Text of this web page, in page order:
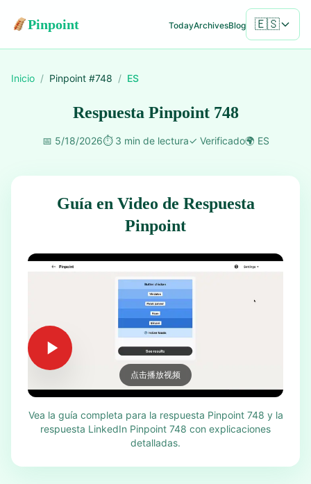
Pinpoint TodayArchivesBlog 🇪🇸
Inicio / Pinpoint #748 / ES
Respuesta Pinpoint 748
📅 5/18/2026⏱️ 3 min de lectura✓ Verificado🌍 ES
Guía en Video de Respuesta
Pinpoint
点击播放视频
Vea la guía completa para la respuesta Pinpoint 748 y la
respuesta LinkedIn Pinpoint 748 con explicaciones
detalladas.